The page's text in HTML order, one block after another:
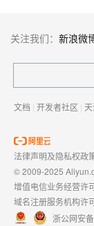
关注我们： 新浪微
文档 | 开发者社区 |
法律声明及隐私权政
© 2009-2025
增值电信业务经营许
域名注册服务机构许
浙公网安